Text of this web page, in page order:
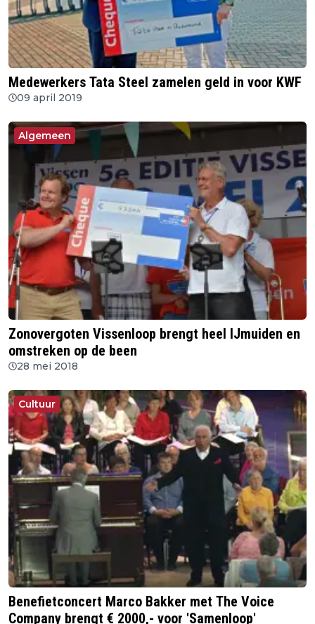
Medewerkers Tata Steel zamelen geld in voor KWF
09 april 2019
Algemeen
Zonovergoten Vissenloop brengt heel IJmuiden en
omstreken op de been
28 mei 2018
Cultuur
Benefietconcert Marco Bakker met The Voice
Company brengt € 2000,- voor 'Samenloop'